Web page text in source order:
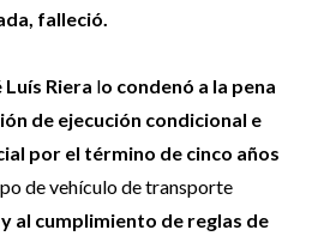
falleció.
Riera lo condenó a la pena
de ejecución condicional e
por el término de cinco años
de vehículo de transporte
y al cumplimiento de reglas de